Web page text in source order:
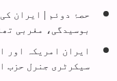
حصۂ دوئم | ایران
بوسیدگی، مغربی
ایران امریکہ اور
سیکرٹری جنرل حزب